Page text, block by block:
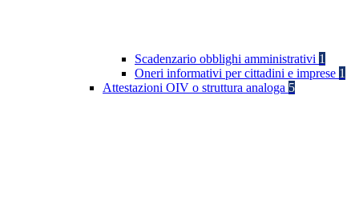
Scadenzario obblighi amministrativi 1
Oneri informativi per cittadini e imprese 1
Attestazioni OIV o struttura analoga 5